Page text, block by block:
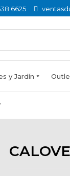
6625
y Jardín